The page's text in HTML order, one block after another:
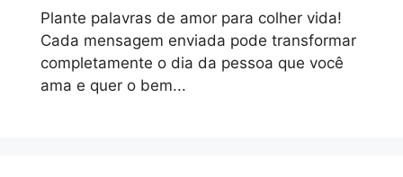
Plante palavras de amor para colher vida!
Cada mensagem enviada pode transformar
completamente o dia da pessoa que você
ama e quer o bem...